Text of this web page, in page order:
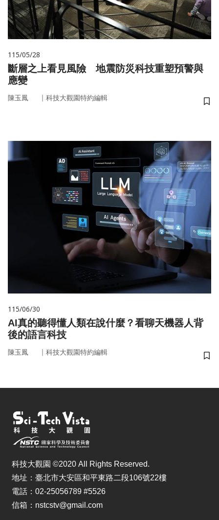
115/05/28
斷層之上看見風險 地震防災科技重塑預警與
應變
陳玉鳳 ｜ 科技大觀園特約編輯
儲
115/06/30
AI真的聽得懂人類在說什麼？看聊天機器人背
後的語言科技
陳玉鳳 ｜ 科技大觀園特約編輯
儲
科技大觀園 ©2020 All Rights Reserved.
地址：臺北市大安區和平東路二段106號22樓
電話：02-25056789 #5526
信箱：nstcstv@gmail.com